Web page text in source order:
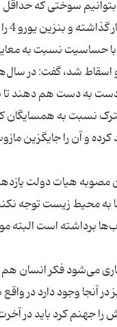
سوختی که حداقل
93 بیش از 250 هزار دستگاه خودرو
نسبت به همسایگان
و آن را جایگزین
هیات دولت یازدهم
محیط زیست توجه
برداشته است البته
می‌شود فکر انسان
آنجا وجود دارد در
جهنم کرد باید در